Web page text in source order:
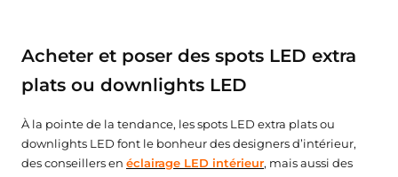
Acheter et poser des spots LED extra
plats ou downlights LED
À la pointe de la tendance, les spots LED extra plats ou
downlights LED font le bonheur des designers d’intérieur,
des conseillers en éclairage LED intérieur, mais aussi des